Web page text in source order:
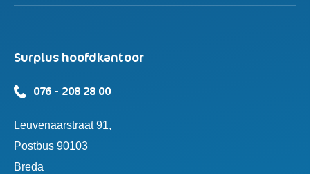
Surplus hoofdkantoor
076 - 208 28 00
Leuvenaarstraat 91,
Postbus 90103
Breda